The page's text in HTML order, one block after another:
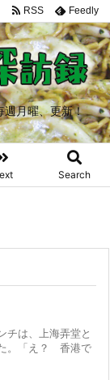
週月曜、更新！
Search
RSS Feedly
チは、上海弄堂と
。「え？ 香港で